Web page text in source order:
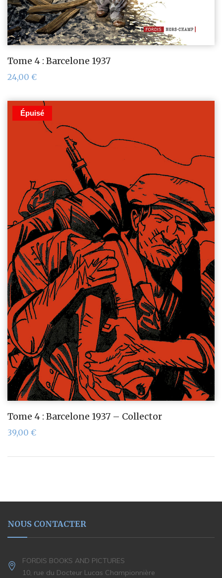
Tome 4 : Barcelone 1937
24,00 €
Épuisé
Tome 4 : Barcelone 1937 – Collector
39,00 €
NOUS CONTACTER
FORDIS BOOKS AND PICTURES
10, rue du Docteur Lucas Championnière